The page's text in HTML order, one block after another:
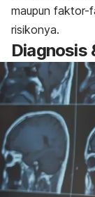
maupun faktor-
risikonya.
Diagnosis